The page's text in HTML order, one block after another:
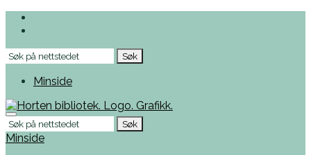
Skip
content
Søk
etter
Minside
Menu
Søk
etter
Minside